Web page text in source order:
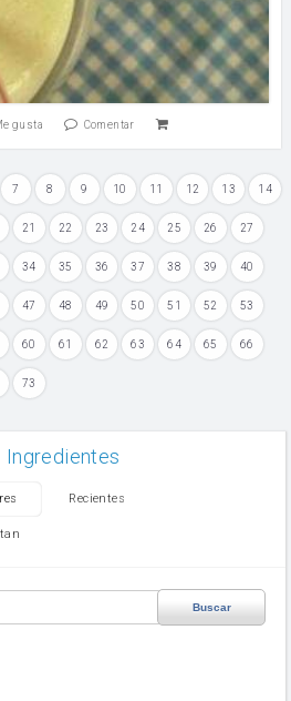
gusta Comentar
7 8 9 10 11 12 13 14
21 22 23 24 25 26 27
34 35 36 37 38 39 40
47 48 49 50 51 52 53
60 61 62 63 64 65 66
73
Ingredientes
Recientes
Buscar